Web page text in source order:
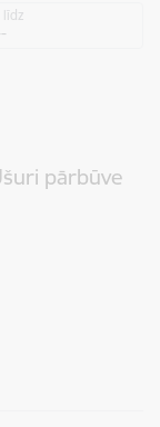
līdz
pārbūve